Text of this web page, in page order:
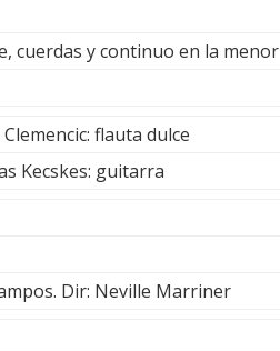
cuerdas y continuo en la menor
flauta dulce
guitarra
Dir: Neville Marriner